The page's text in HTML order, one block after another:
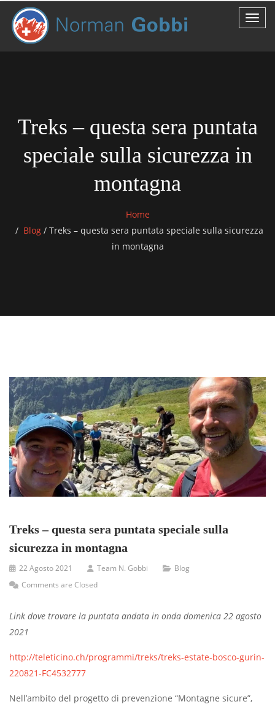
Treks – questa sera puntata
speciale sulla sicurezza in
montagna
Home
Blog /Treks – questa sera puntata speciale sulla sicurezza
in montagna
Treks – questa sera puntata speciale sulla
sicurezza in montagna
22 Agosto 2021 Team N. Gobbi
Blog
Comments are Closed
Link dove trovare la puntata andata in onda domenica 22 agosto
2021
http://teleticino.ch/programmi/treks/treks-estate-bosco-gurin-
220821-FC4532777
Nell’ambito del progetto di prevenzione “Montagne sicure”,